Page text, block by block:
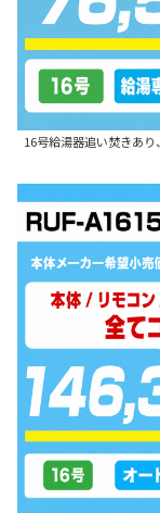
16号給湯器追い焚きあ